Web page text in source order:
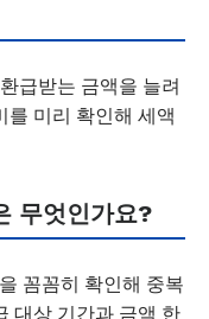
급받는 금액을 늘려
를 미리 확인해 세액
무엇인가요?
꼼꼼히 확인해 중복
대상 기간과 금액 한